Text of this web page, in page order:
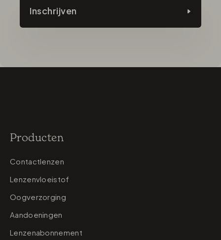
Inschrijven
Producten
Contactlenzen
Lenzenvloeistof
Oogverzorging
Aandoeningen
Lenzenabonnement